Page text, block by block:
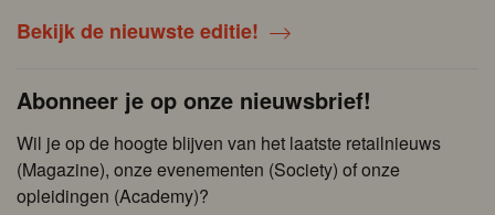
Bekijk de nieuwste editie!
Abonneer je op onze nieuwsbrief!
Wil je op de hoogte blijven van het laatste retailnieuws
(Magazine), onze evenementen (Society) of onze
opleidingen (Academy)?